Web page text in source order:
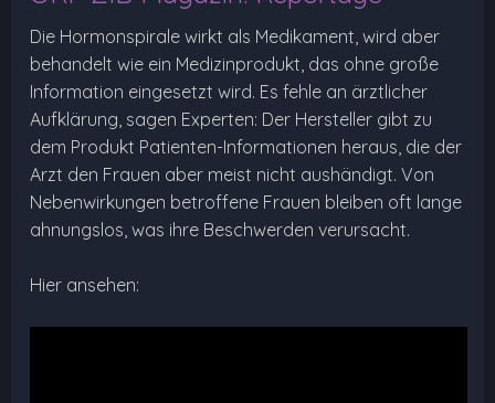
Die Hormonspirale wirkt als Medikament, wird aber
behandelt wie ein Medizinprodukt, das ohne große
Information eingesetzt wird. Es fehle an ärztlicher
Aufklärung, sagen Experten: Der Hersteller gibt zu
dem Produkt Patienten-Informationen heraus, die der
Arzt den Frauen aber meist nicht aushändigt. Von
Nebenwirkungen betroffene Frauen bleiben oft lange
ahnungslos, was ihre Beschwerden verursacht.
Hier ansehen: